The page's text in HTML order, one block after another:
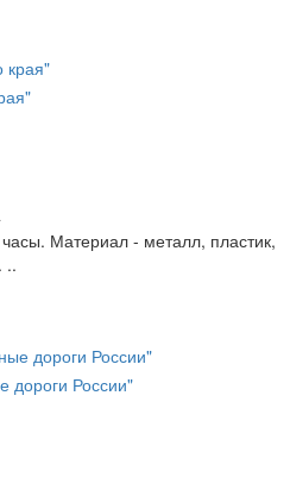
Материал - металл, пластик,
..
дороги России"